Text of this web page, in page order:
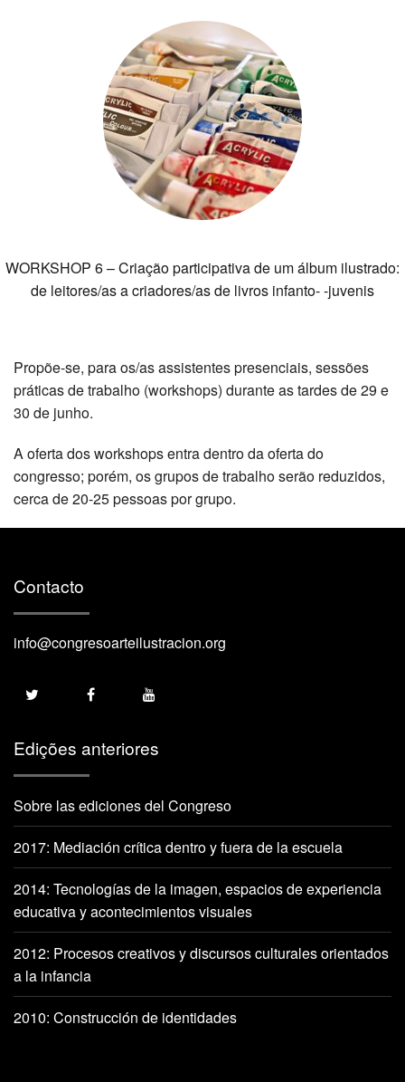
WORKSHOP 6 – Criação participativa de um álbum ilustrado:
de leitores/as a criadores/as de livros infanto- -juvenis
Propõe-se, para os/as assistentes presenciais, sessões
práticas de trabalho (workshops) durante as tardes de 29 e
30 de junho.
A oferta dos workshops entra dentro da oferta do
congresso; porém, os grupos de trabalho serão reduzidos,
cerca de 20-25 pessoas por grupo.
Contacto
info@congresoarteilustracion.org
Edições anteriores
Sobre las ediciones del Congreso
2017: Mediación crítica dentro y fuera de la escuela
2014: Tecnologías de la imagen, espacios de experiencia
educativa y acontecimientos visuales
2012: Procesos creativos y discursos culturales orientados
a la infancia
2010: Construcción de identidades